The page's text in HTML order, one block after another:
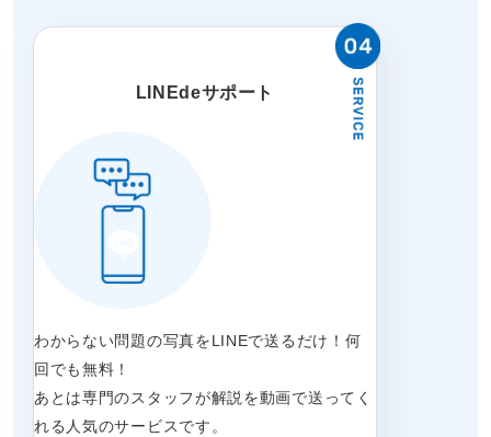
LINEdeサポート
わからない問題の写真をLINEで送るだけ！何
回でも無料！
あとは専門のスタッフが解説を動画で送ってく
れる人気のサービスです。